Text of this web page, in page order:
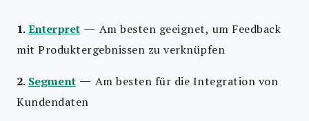
1.Enterpret — Am besten geeignet, um Feedback
mit Produktergebnissen zu verknüpfen
2. Segment — Am besten für die Integration von
Kundendaten